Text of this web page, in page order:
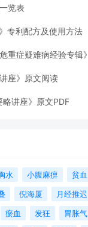
览表
专利配方及使用方法
重症疑难病经验专辑》
座》原文阅读
略讲座》原文PDF
水 小腹麻痹 贫血
倪海厦 月经推迟
瘀血 发狂 胃胀气